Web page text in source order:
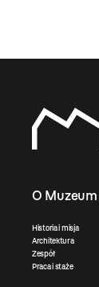
O Muzeum
Historia i misja
Architektura
Zespół
Praca i staże